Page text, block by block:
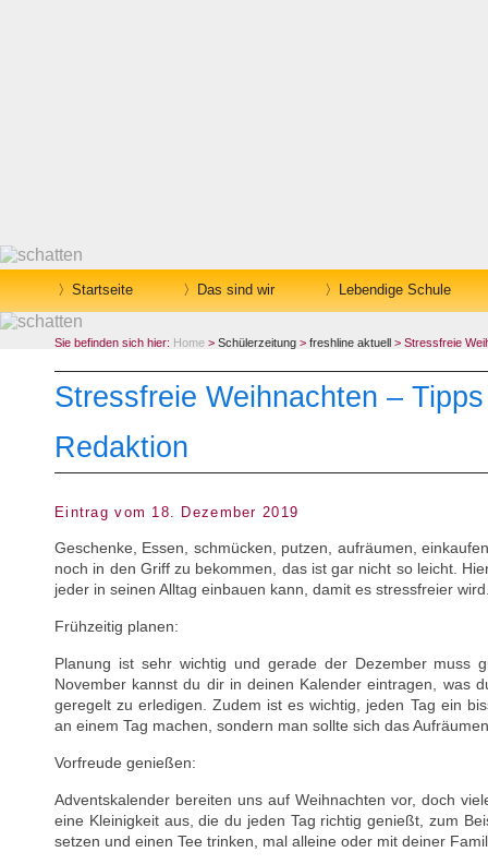
Startseite Das sind wir Lebendige Schule
Sie befinden sich hier: Home > Schülerzeitung > freshline aktuell > Stressfreie
Stressfreie Weihnachten –
Redaktion
Eintrag vom 18. Dezember 2019
Geschenke, Essen, schmücken, putzen, aufräumen,
noch in den Griff zu bekommen, das ist gar nicht so leicht.
jeder in seinen Alltag einbauen kann, damit es stressfreier
Frühzeitig planen:
Planung ist sehr wichtig und gerade der Dezember muss
November kannst du dir in deinen Kalender eintragen, was
geregelt zu erledigen. Zudem ist es wichtig, jeden Tag ein
an einem Tag machen, sondern man sollte sich das
Vorfreude genießen:
Adventskalender bereiten uns auf Weihnachten vor, doch
eine Kleinigkeit aus, die du jeden Tag richtig genießt, zum
setzen und einen Tee trinken, mal alleine oder mit deiner